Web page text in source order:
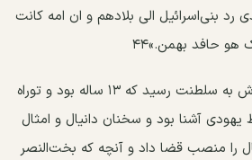
رد بنی‌اسرائیل الی بلادهم و ان امه کانت
حافد بهمن.»۴۴
ابن اثیر آرد: «... آنگاه کی‌رش به سلطنت رسید که ۱۳ ساله بود و توراه
آشنا بود و سخنان دانیال و امثال
را منصب قضا داد و آنچه که بخت‌النصر